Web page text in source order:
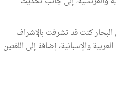
البحار كنت قد تشرفت بالإشراف
والإسبانية، إضافة إلى اللغتين